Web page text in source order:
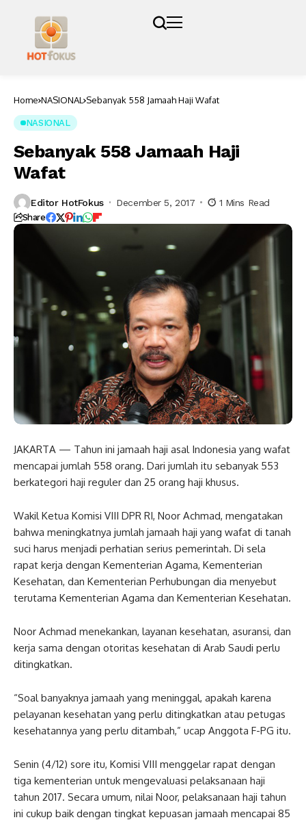
Home NASIONAL Sebanyak 558 Jamaah Haji Wafat
NASIONAL
Sebanyak 558 Jamaah Haji
Wafat
Editor HotFokus December 5, 2017 1 Mins Read
Share
JAKARTA — Tahun ini jamaah haji asal Indonesia yang wafat
mencapai jumlah 558 orang. Dari jumlah itu sebanyak 553
berkategori haji reguler dan 25 orang haji khusus.
Wakil Ketua Komisi VIII DPR RI, Noor Achmad, mengatakan
bahwa meningkatnya jumlah jamaah haji yang wafat di tanah
suci harus menjadi perhatian serius pemerintah. Di sela
rapat kerja dengan Kementerian Agama, Kementerian
Kesehatan, dan Kementerian Perhubungan dia menyebut
terutama Kementerian Agama dan Kementerian Kesehatan.
Noor Achmad menekankan, layanan kesehatan, asuransi, dan
kerja sama dengan otoritas kesehatan di Arab Saudi perlu
ditingkatkan.
“Soal banyaknya jamaah yang meninggal, apakah karena
pelayanan kesehatan yang perlu ditingkatkan atau petugas
kesehatannya yang perlu ditambah,” ucap Anggota F-PG itu.
Senin (4/12) sore itu, Komisi VIII menggelar rapat dengan
tiga kementerian untuk mengevaluasi pelaksanaan haji
tahun 2017. Secara umum, nilai Noor, pelaksanaan haji tahun
ini cukup baik dengan tingkat kepuasan jamaah mencapai 85